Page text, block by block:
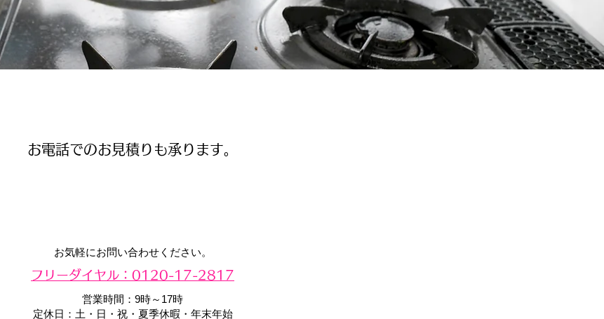
お電話でのお見積りも承ります。
お気軽にお問い合わせください。
​フリーダイヤル：0120-17-2817
営業時間：9時～17時
定休日：土・日・祝・夏季休暇・年末年始